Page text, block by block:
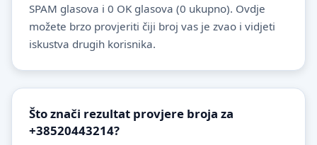
SPAM glasova i 0 OK glasova (0 ukupno). Ovdje
možete brzo provjeriti čiji broj vas je zvao i vidjeti
iskustva drugih korisnika.
Što znači rezultat provjere broja za
+38520443214?